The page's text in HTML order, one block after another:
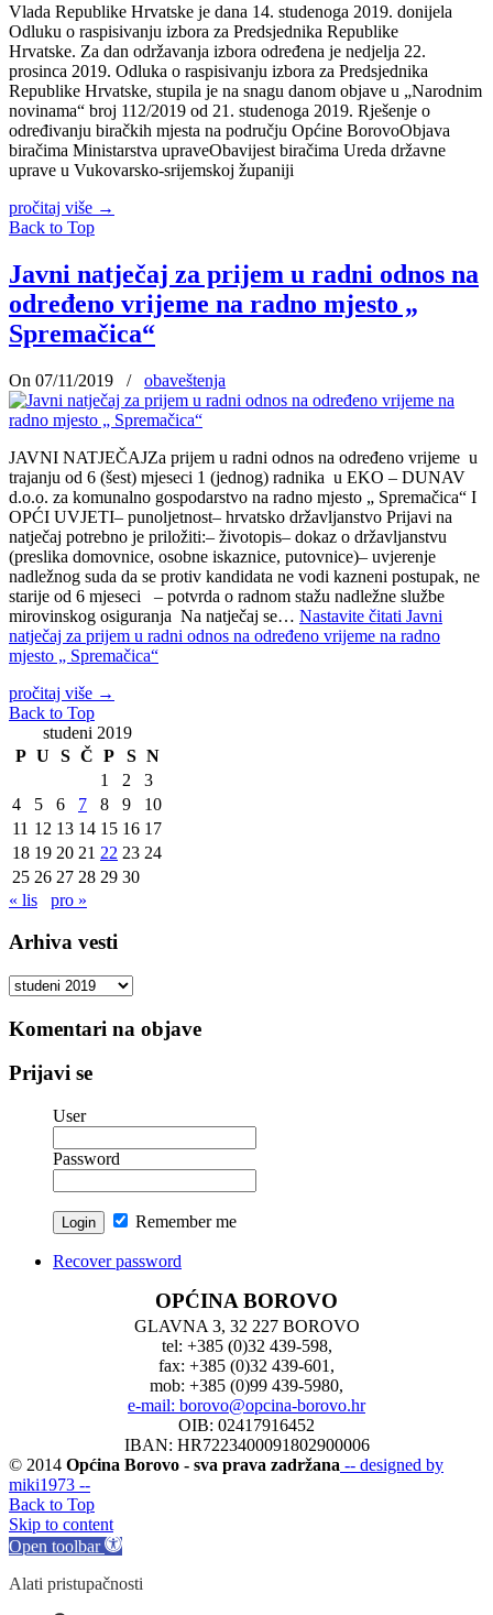
Vlada Republike Hrvatske je dana 14. studenoga 2019. donijela
Odluku o raspisivanju izbora za Predsjednika Republike
Hrvatske. Za dan održavanja izbora određena je nedjelja 22.
prosinca 2019. Odluka o raspisivanju izbora za Predsjednika
Republike Hrvatske, stupila je na snagu danom objave u „Narodnim
novinama“ broj 112/2019 od 21. studenoga 2019. Rješenje o
određivanju biračkih mjesta na području Općine BorovoObjava
biračima Ministarstva upraveObavijest biračima Ureda državne
uprave u Vukovarsko-srijemskoj županiji
pročitaj više →
Back to Top
Javni natječaj za prijem u radni odnos na
određeno vrijeme na radno mjesto „
Spremačica“
On 07/11/2019 / obaveštenja
JAVNI NATJEČAJZa prijem u radni odnos na određeno vrijeme u
trajanju od 6 (šest) mjeseci 1 (jednog) radnika u EKO – DUNAV
d.o.o. za komunalno gospodarstvo na radno mjesto „ Spremačica“ I
OPĆI UVJETI– punoljetnost– hrvatsko državljanstvo Prijavi na
natječaj potrebno je priložiti:– životopis– dokaz o državljanstvu
(preslika domovnice, osobne iskaznice, putovnice)– uvjerenje
nadležnog suda da se protiv kandidata ne vodi kazneni postupak, ne
starije od 6 mjeseci – potvrda o radnom stažu nadležne službe
mirovinskog osiguranja Na natječaj se… Nastavite čitati Javni
natječaj za prijem u radni odnos na određeno vrijeme na radno
mjesto „ Spremačica“
pročitaj više →
Back to Top
studeni 2019
P U S Č P S N
1
2
3
4
5 6 7 8 9
10
11 12 13 14 15 16 17
18 19 20 21 22 23 24
25 26 27 28 29 30
« lis
pro »
Arhiva vesti
Arhiva
Komentari na objave
Prijavi se
User
Password
Remember me
Recover password
OPĆINA BOROVO
GLAVNA 3, 32 227 BOROVO
tel: +385 (0)32 439-598,
fax: +385 (0)32 439-601,
mob: +385 (0)99 439-5980,
e-mail: borovo@opcina-borovo.hr
OIB: 02417916452
IBAN: HR7223400091802900006
© 2014 Općina Borovo - sva prava zadržana -- designed by
miki1973 --
Back to Top
Skip to content
Open toolbar
Alati pristupačnosti